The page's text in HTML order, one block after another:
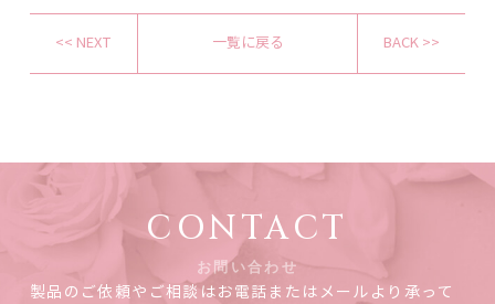
<< NEXT 一覧に戻る BACK >>
CONTACT
お問い合わせ
製品のご依頼やご相談はお電話またはメールより承って